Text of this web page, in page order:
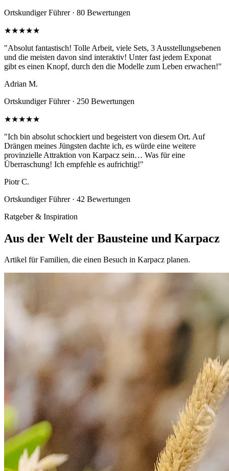
Ortskundiger Führer · 80 Bewertungen
★★★★★
"Absolut fantastisch! Tolle Arbeit, viele Sets, 3 Ausstellungsebenen
und die meisten davon sind interaktiv! Unter fast jedem Exponat
gibt es einen Knopf, durch den die Modelle zum Leben erwachen!"
Adrian M.
Ortskundiger Führer · 250 Bewertungen
★★★★★
"Ich bin absolut schockiert und begeistert von diesem Ort. Auf
Drängen meines Jüngsten dachte ich, es würde eine weitere
provinzielle Attraktion von Karpacz sein… Was für eine
Überraschung! Ich empfehle es aufrichtig!"
Piotr C.
Ortskundiger Führer · 42 Bewertungen
Ratgeber & Inspiration
Aus der Welt der Bausteine und Karpacz
Artikel für Familien, die einen Besuch in Karpacz planen.